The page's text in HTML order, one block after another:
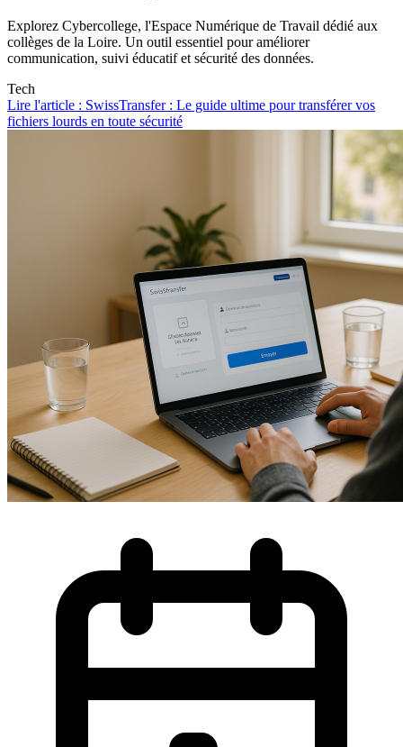
Explorez Cybercollege, l'Espace Numérique de Travail dédié aux
collèges de la Loire. Un outil essentiel pour améliorer
communication, suivi éducatif et sécurité des données.
Tech
Lire l'article : SwissTransfer : Le guide ultime pour transférer vos
fichiers lourds en toute sécurité